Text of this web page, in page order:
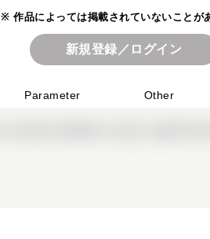
※ 作品によっては掲載されていないことが
新規登録／ログイン
Parameter Other